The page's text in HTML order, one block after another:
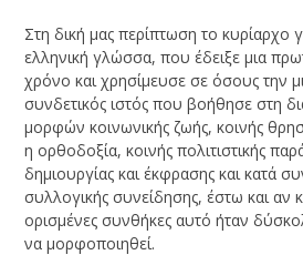
Στη δική μας περίπτωση το κυρίαρχο
ελληνική γλώσσα, που έδειξε μια
χρόνο και χρησίμευσε σε όσους την
συνδετικός ιστός που βοήθησε στη
μορφών κοινωνικής ζωής, κοινής
η ορθοδοξία, κοινής πολιτιστικής
δημιουργίας και έκφρασης και κατά
συλλογικής συνείδησης, έστω και αν
ορισμένες συνθήκες αυτό ήταν
να μορφοποιηθεί.